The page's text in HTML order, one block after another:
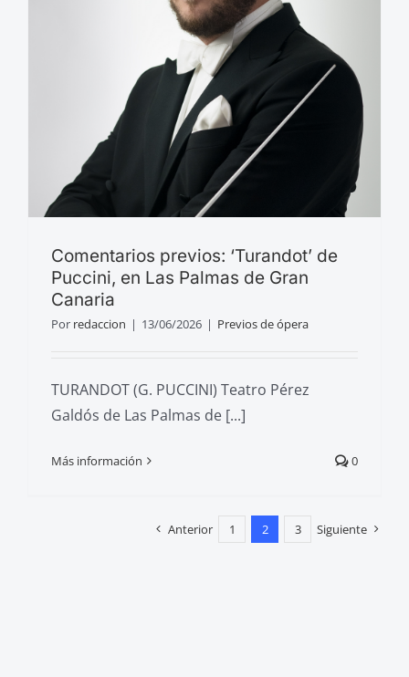
Comentarios previos: ‘Turandot’ de
Puccini, en Las Palmas de Gran
Canaria
Por redaccion | 13/06/2026 | Previos de ópera
TURANDOT (G. PUCCINI) Teatro Pérez
Galdós de Las Palmas de [...]
Más información 0
Anterior 1 2 3 Siguiente